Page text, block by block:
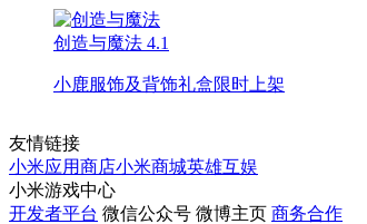
创造与魔法 4.1
小鹿服饰及背饰礼盒限时上架
友情链接
小米应用商店小米商城英雄互娱
小米游戏中心
开发者平台 微信公众号 微博主页 商务合作